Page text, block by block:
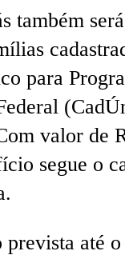
também
para
valor de
segue o
prevista até